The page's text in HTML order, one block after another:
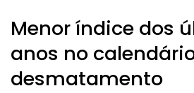
Menor índice dos
anos no
desmatamento